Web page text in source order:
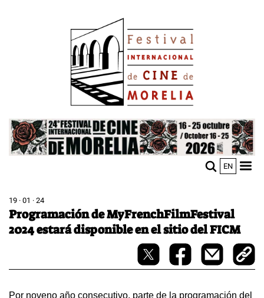
Image
EN
19 · 01 · 24
Programación de MyFrenchFilmFestival
2024 estará disponible en el sitio del FICM
Por noveno año consecutivo, parte de la programación del